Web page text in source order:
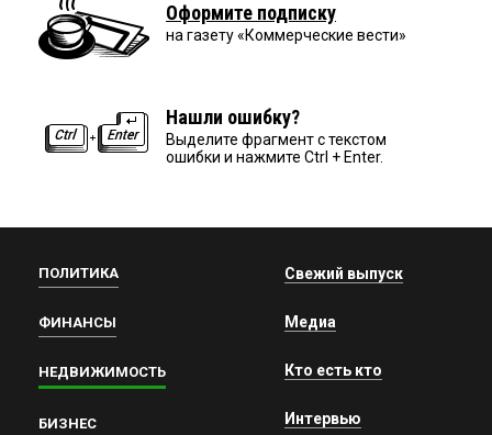
Оформите подписку
на газету «Коммерческие вести»
Нашли ошибку?
Выделите фрагмент с текстом
ошибки и нажмите Ctrl + Enter.
ПОЛИТИКА
ФИНАНСЫ
НЕДВИЖИМОСТЬ
БИЗНЕС
Свежий выпуск
Медиа
Кто есть кто
Интервью